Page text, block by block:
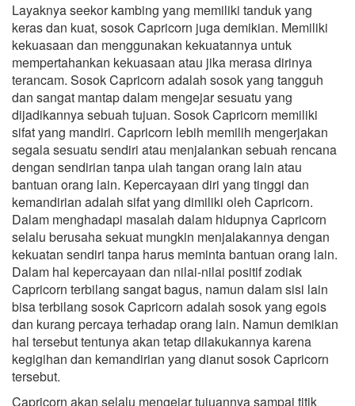
Layaknya seekor kambing yang memiliki tanduk yang
keras dan kuat, sosok Capricorn juga demikian. Memiliki
kekuasaan dan menggunakan kekuatannya untuk
mempertahankan kekuasaan atau jika merasa dirinya
terancam. Sosok Capricorn adalah sosok yang tangguh
dan sangat mantap dalam mengejar sesuatu yang
dijadikannya sebuah tujuan. Sosok Capricorn memiliki
sifat yang mandiri. Capricorn lebih memilih mengerjakan
segala sesuatu sendiri atau menjalankan sebuah rencana
dengan sendirian tanpa ulah tangan orang lain atau
bantuan orang lain. Kepercayaan diri yang tinggi dan
kemandirian adalah sifat yang dimiliki oleh Capricorn.
Dalam menghadapi masalah dalam hidupnya Capricorn
selalu berusaha sekuat mungkin menjalakannya dengan
kekuatan sendiri tanpa harus meminta bantuan orang lain.
Dalam hal kepercayaan dan nilai-nilai positif zodiak
Capricorn terbilang sangat bagus, namun dalam sisi lain
bisa terbilang sosok Capricorn adalah sosok yang egois
dan kurang percaya terhadap orang lain. Namun demikian
hal tersebut tentunya akan tetap dilakukannya karena
kegigihan dan kemandirian yang dianut sosok Capricorn
tersebut.
Capricorn akan selalu mengejar tujuannya sampai titik